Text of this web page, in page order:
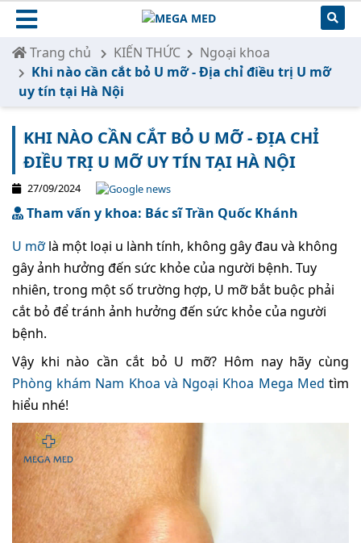
Trang chủ KIẾN THỨC
Ngoại khoa
Khi nào cần cắt bỏ U mỡ - Địa chỉ điều trị U mỡ
uy tín tại Hà Nội
KHI NÀO CẦN CẮT BỎ U MỠ - ĐỊA CHỈ
ĐIỀU TRỊ U MỠ UY TÍN TẠI HÀ NỘI
27/09/2024
Tham vấn y khoa: Bác sĩ Trần Quốc Khánh
U mỡ là một loại u lành tính, không gây đau và không
gây ảnh hưởng đến sức khỏe của người bệnh. Tuy
nhiên, trong một số trường hợp, U mỡ bắt buộc phải
cắt bỏ để tránh ảnh hưởng đến sức khỏe của người
bệnh.
Vậy khi nào cần cắt bỏ U mỡ? Hôm nay hãy cùng
Phòng khám Nam Khoa và Ngoại Khoa Mega Med tìm
hiểu nhé!